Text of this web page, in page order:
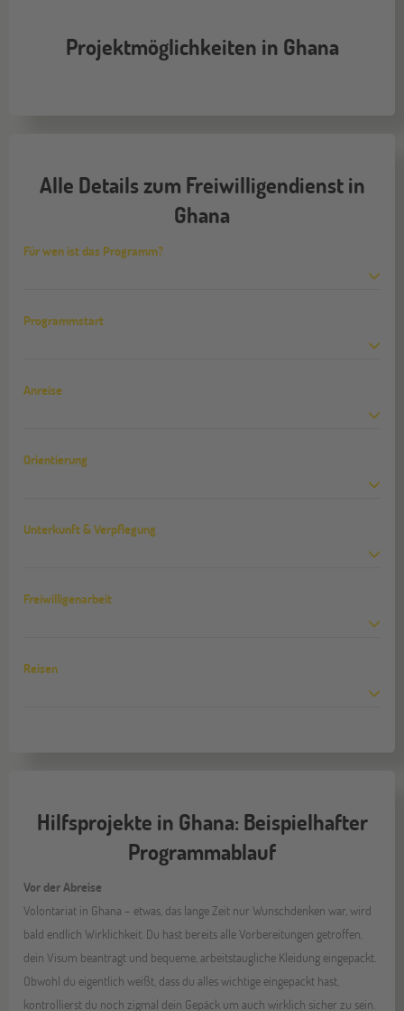
Projektmöglichkeiten in Ghana
Alle Details zum Freiwilligendienst in
Ghana
Für wen ist das Programm?
Programmstart
Anreise
Orientierung
Unterkunft & Verpflegung
Freiwilligenarbeit
Reisen
Hilfsprojekte in Ghana: Beispielhafter
Programmablauf
Vor der Abreise
Volontariat in Ghana – etwas, das lange Zeit nur Wunschdenken war, wird
bald endlich Wirklichkeit. Du hast bereits alle Vorbereitungen getroffen,
dein Visum beantragt und bequeme, arbeitstaugliche Kleidung eingepackt.
Obwohl du eigentlich weißt, dass du alles wichtige eingepackt hast,
kontrollierst du noch zigmal dein Gepäck um auch wirklich sicher zu sein.